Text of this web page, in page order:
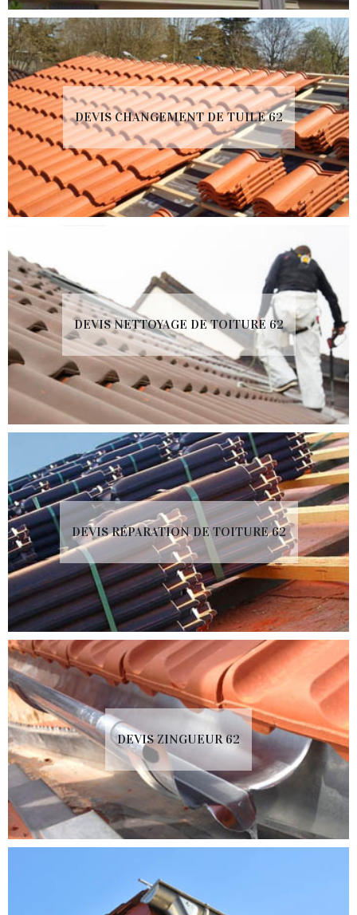
DEVIS CHANGEMENT DE TUILE 62
DEVIS NETTOYAGE DE TOITURE 62
DEVIS RÉPARATION DE TOITURE 62
DEVIS ZINGUEUR 62